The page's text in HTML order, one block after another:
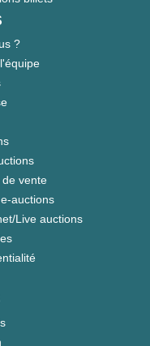
?
vente
auctions
Live auctions